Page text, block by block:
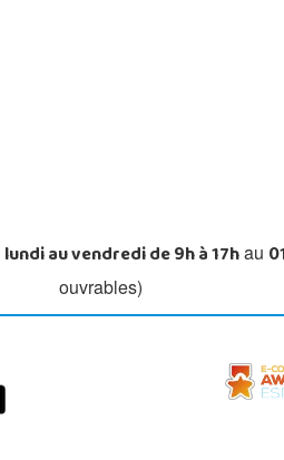
lundi au vendredi de 9h à 17hau
ouvrables)